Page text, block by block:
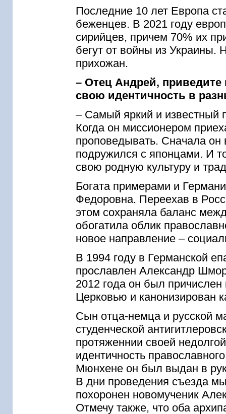
Последние 10 лет Европа
беженцев. В 2021 году
сирийцев, причем 70% их
бегут от войны из Украины.
прихожан.
– Отец Андрей,
свою идентичность в
– Самый яркий и известный
Когда он миссионером
проповедывать. Сначала он
подружился с японцами. И
свою родную культуру и
Богата примерами и
Федоровна. Переехав в
этом сохраняла баланс
обогатила облик
новое направление –
В 1994 году в Германской
прославлен Александр
2012 года он был
Церковью и канонизирован
Сын отца-немца и русской
студенческой
протяженнии своей
идентичность
Мюнхене он был выдан в
В дни проведения съезда
похоронен новомученик
Отмечу также, что оба